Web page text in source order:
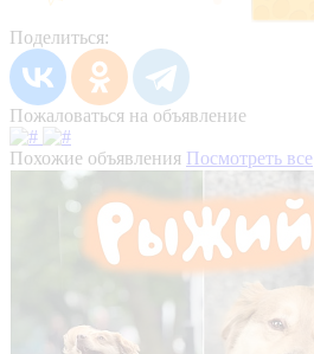
Поделиться:
Пожаловаться на объявление
Похожие объявления Посмотреть все